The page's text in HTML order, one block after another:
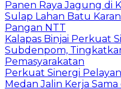
Panen Raya Jagung di
Sulap Lahan Batu
Pangan NTT
Kalapas Binjai Perkuat
Subdenpom,
Pemasyarakatan
Perkuat Sinergi
Medan Jalin Kerja